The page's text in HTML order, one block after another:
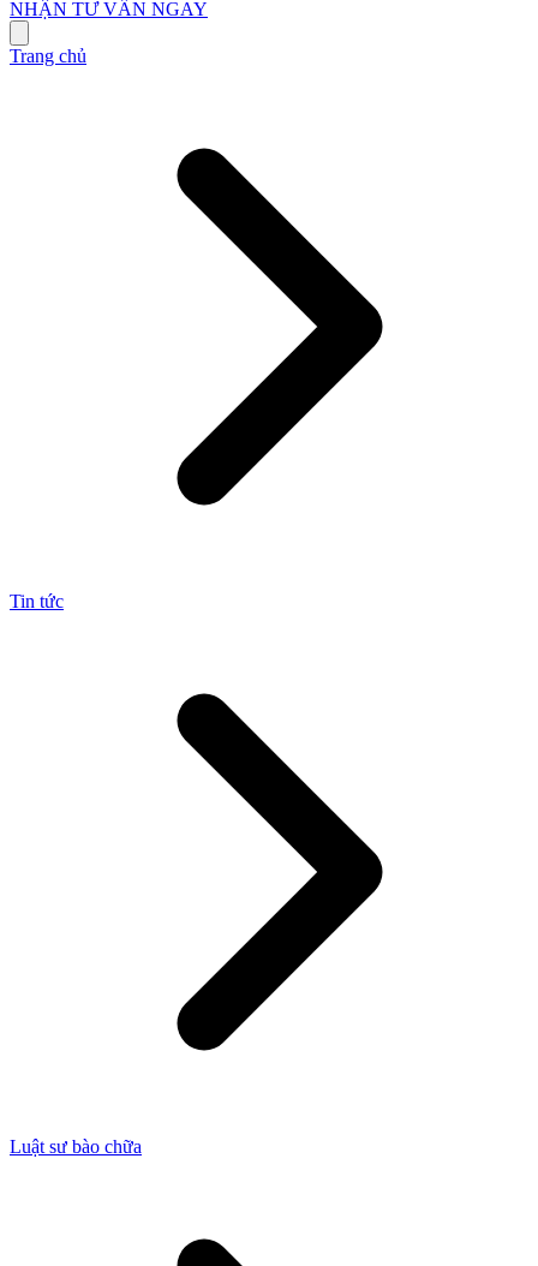
NHẬN TƯ VẤN NGAY
Trang chủ
Tin tức
Luật sư bào chữa